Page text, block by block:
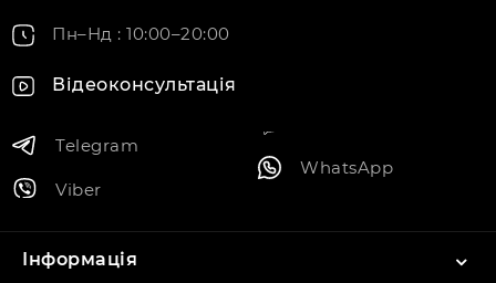
Пн–Нд : 10:00–20:00
Відеоконсультація
Telegram
Viber
WhatsApp
Інформація